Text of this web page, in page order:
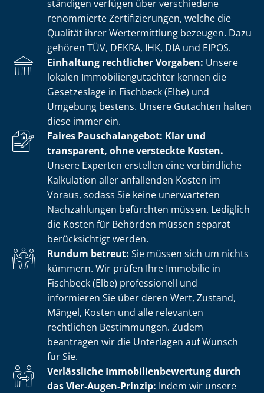
stän­di­gen verfügen über verschiedene
renommierte Zer­ti­fi­zie­run­gen, welche die
Qualität ihrer Wertermittlung bezeugen. Dazu
gehören TÜV, DEKRA, IHK, DIA und EIPOS.
Einhaltung rechtlicher Vorgaben: Unsere
lokalen Im­mo­bi­li­en­gut­ach­ter kennen die
Gesetzeslage in Fischbeck (Elbe) und
Umgebung bestens. Unsere Gutachten halten
diese immer ein.
Faires Pauschalangebot: Klar und
transparent, ohne versteckte Kosten.
Unsere Experten erstellen eine verbindliche
Kalkulation aller anfallenden Kosten im
Voraus, sodass Sie keine unerwarteten
Nachzahlungen befürchten müssen. Lediglich
die Kosten für Behörden müssen separat
berücksichtigt werden.
Rundum betreut: Sie müssen sich um nichts
kümmern. Wir prüfen Ihre Immobilie in
Fischbeck (Elbe) professionell und
informieren Sie über deren Wert, Zustand,
Mängel, Kosten und alle relevanten
rechtlichen Bestimmungen. Zudem
beantragen wir die Unterlagen auf Wunsch
für Sie.
Verlässliche Im­mo­bi­li­en­be­wer­tung durch
das Vier-Augen-Prinzip: Indem wir unsere